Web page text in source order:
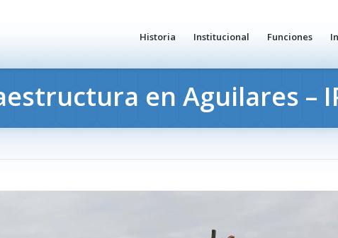
Historia Institucional Funciones
en Aguilares –